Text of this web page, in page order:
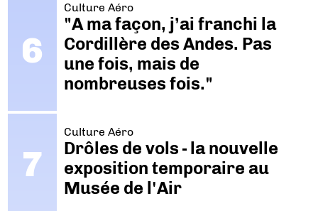
Culture Aéro
"A ma façon, j’ai franchi la
Cordillère des Andes. Pas
une fois, mais de
nombreuses fois."
Culture Aéro
Drôles de vols - la nouvelle
exposition temporaire au
Musée de l'Air